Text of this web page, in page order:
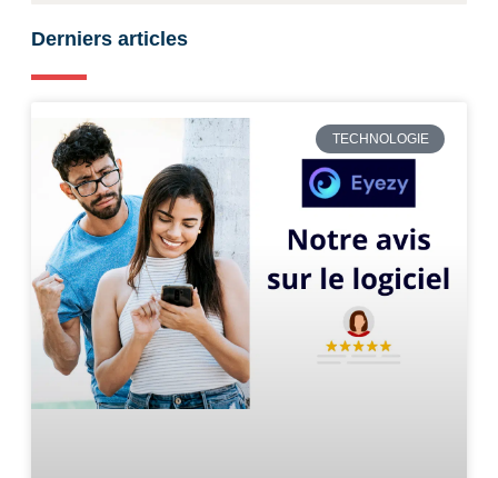
Derniers articles
TECHNOLOGIE